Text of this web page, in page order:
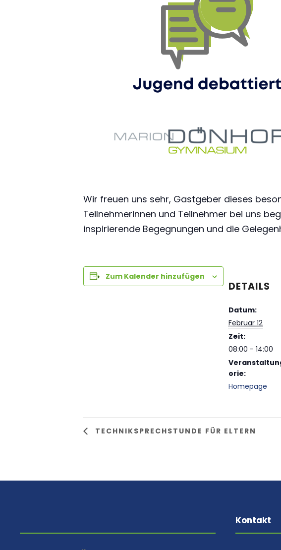
Wir freuen uns sehr, Gastgeber dieses
Teilnehmerinnen und Teilnehmer bei uns
inspirierende Begegnungen und die
Zum Kalender hinzufügen
DETAILS
Datum:
Februar 12
Zeit:
08:00 - 14:00
orie:
Homepage
TECHNIKSPRECHSTUNDE FÜR ELTERN
Kontakt